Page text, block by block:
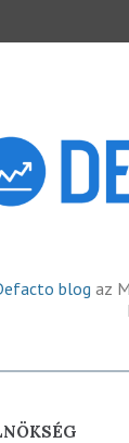
blog az